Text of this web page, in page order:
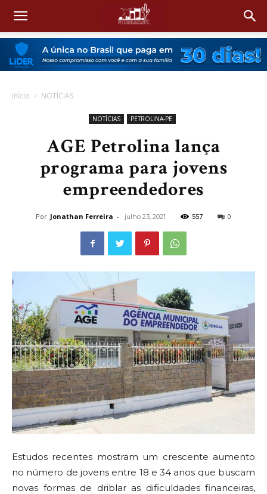
Início NOTÍCIAS
NOTÍCIAS PETROLINA-PE
AGE Petrolina lança
programa para jovens
empreendedores
Por Jonathan Ferreira - julho 23, 2021 557 0
Estudos recentes mostram um crescente aumento
no número de jovens entre 18 e 34 anos que buscam
novas formas de driblar as dificuldades financeiras,